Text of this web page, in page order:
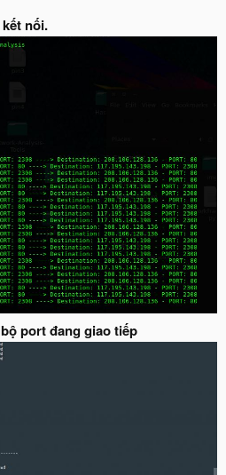
nối.
port đang giao tiếp